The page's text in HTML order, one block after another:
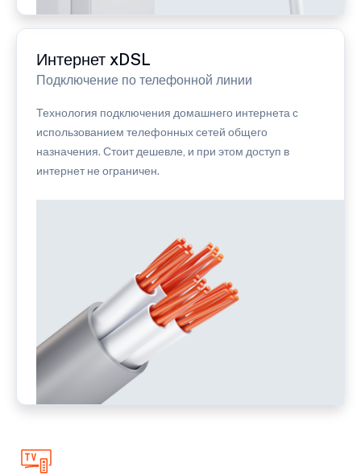
Интернет xDSL
Подключение по телефонной линии
Технология подключения домашнего интернета с
использованием телефонных сетей общего
назначения. Стоит дешевле, и при этом доступ в
интернет не ограничен.